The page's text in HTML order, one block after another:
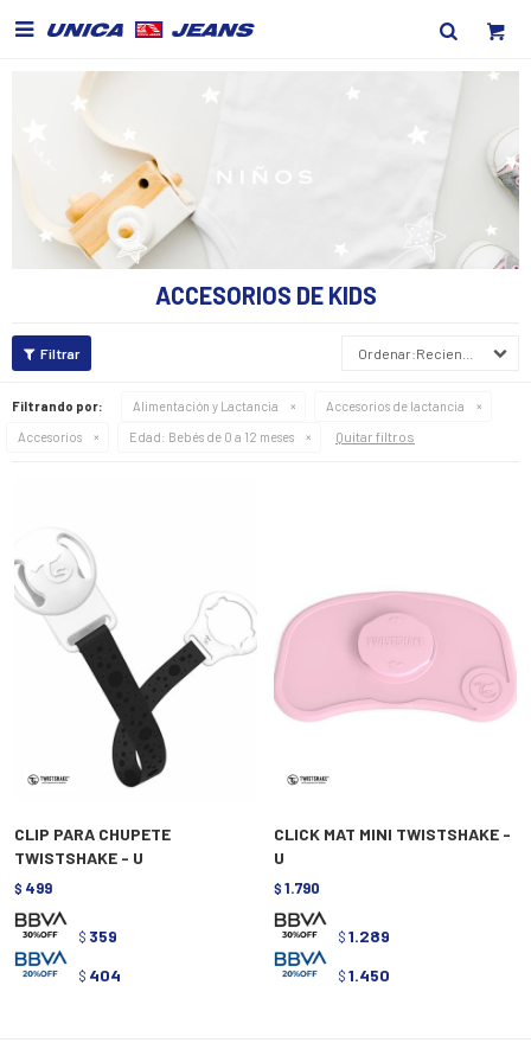

ACCESORIOS DE KIDS
Recientes
Filtrando por: Alimentación y Lactancia
Accesorios de lactancia
Accesorios
Edad: Bebés de 0 a 12 meses Quitar filtros
CLIP PARA CHUPETE
TWISTSHAKE - U
$ 499
$ 359
$ 404
CLICK MAT MINI TWISTSHAKE -
U
$ 1.790
$ 1.289
$ 1.450